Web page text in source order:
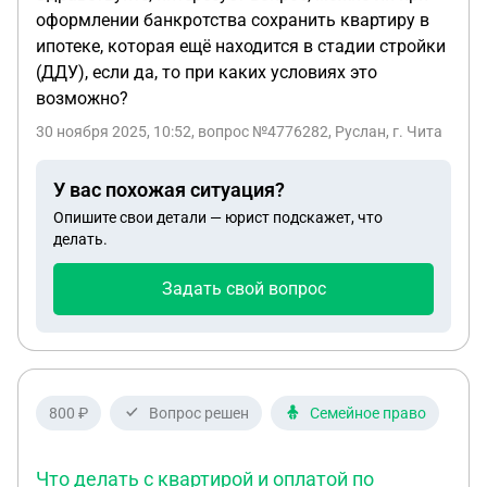
оформлении банкротства сохранить квартиру в
ипотеке, которая ещё находится в стадии стройки
(ДДУ), если да, то при каких условиях это
возможно?
30 ноября 2025, 10:52, вопрос №4776282, Руслан, г. Чита
У вас похожая ситуация?
Опишите свои детали — юрист подскажет, что
делать.
Задать свой вопрос
800 ₽ Вопрос решен Семейное право
Что делать с квартирой и оплатой по